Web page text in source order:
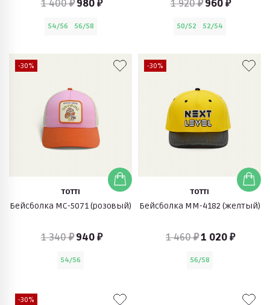
1 400 ₽ 980 ₽
54/56 56/58
1 920 ₽ 960 ₽
50/52 52/54
-30%
TOTTI
Бейсболка МС-5071 (розовый)
1 340 ₽ 940 ₽
54/56
-30%
TOTTI
Бейсболка ММ-4182 (желтый)
1 460 ₽1 020 ₽
56/58
-30%